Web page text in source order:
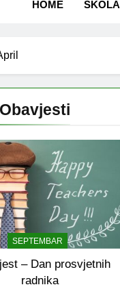
HOME ŠKOLA
SEPTEMBAR
– Dan prosvjetnih
radnika